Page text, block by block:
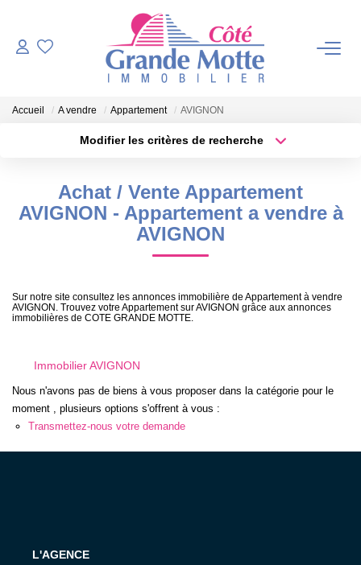
VENTES
VENDRE
Qui Sommes-Nous ?
Nous Rejoindre
AVIS CLIENTS
Accueil A vendre Appartement AVIGNON
Modifier les critères de recherche
Surface min Budget max
Plus de critères
Achat / Vente Appartement
AVIGNON - Appartement a vendre à
AVIGNON
Sur notre site consultez les annonces immobilière de Appartement à vendre
AVIGNON. Trouvez votre Appartement sur AVIGNON grâce aux annonces
immobilières de COTE GRANDE MOTTE.
Immobilier AVIGNON
Nous n'avons pas de biens à vous proposer dans la catégorie pour le
moment , plusieurs options s'offrent à vous :
Transmettez-nous votre demande
L'AGENCE